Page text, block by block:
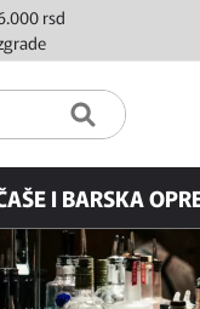
rsd
I BARSKA